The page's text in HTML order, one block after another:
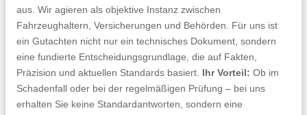
aus. Wir agieren als objektive Instanz zwischen
Fahrzeughaltern, Versicherungen und Behörden. Für uns ist
ein Gutachten nicht nur ein technisches Dokument, sondern
eine fundierte Entscheidungsgrundlage, die auf Fakten,
Präzision und aktuellen Standards basiert. Ihr Vorteil: Ob im
Schadenfall oder bei der regelmäßigen Prüfung – bei uns
erhalten Sie keine Standardantworten, sondern eine